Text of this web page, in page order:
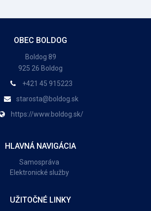
OBEC BOLDOG
Boldog 89
925 26 Boldog
+421 45 915223
starosta@boldog.sk
https://www.boldog.sk/
HLAVNÁ NAVIGÁCIA
Samospráva
Elektronické služby
UŽITOČNÉ LINKY